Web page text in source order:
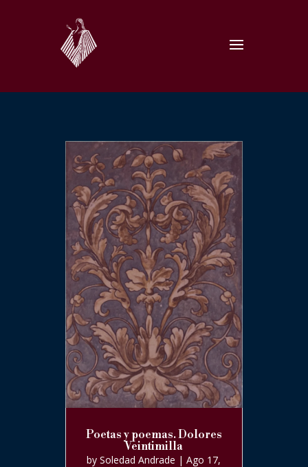
Poetas y poemas. Dolores
Veintimilla
bySoledad Andrade |Ago 17,